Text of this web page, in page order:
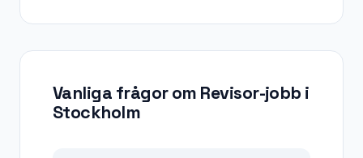
Vanliga frågor om Revisor-jobb i
Stockholm